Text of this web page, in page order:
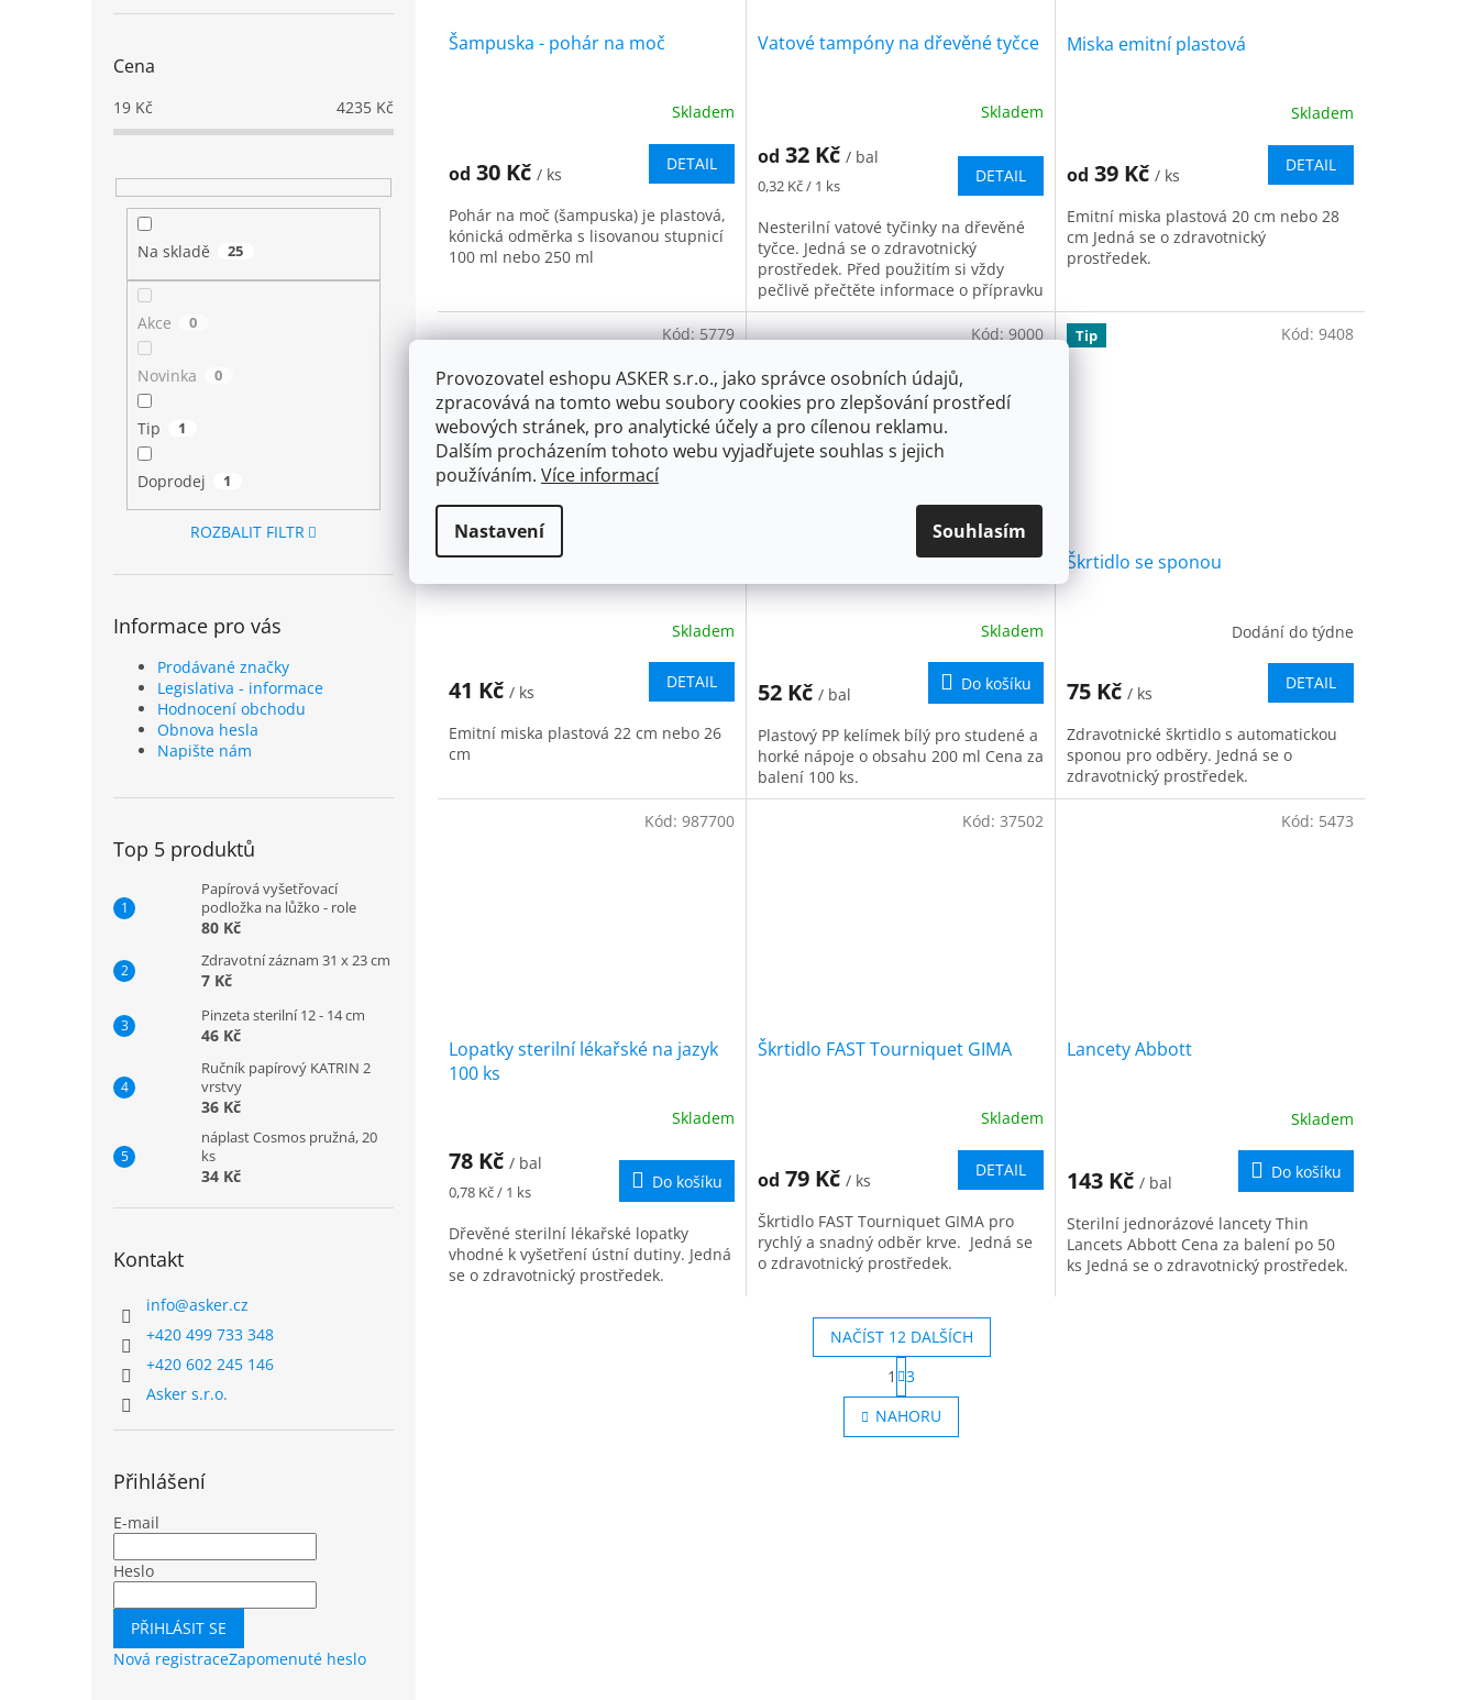
Provozovatel eshopu ASKER s.r.o., jako správce osobních údajů,
zpracovává na tomto webu soubory cookies pro zlepšování prostředí
webových stránek, pro analytické účely a pro cílenou reklamu.
Dalším procházením tohoto webu vyjadřujete souhlas s jejich
používáním. Více informací
Nastavení Souhlasím
Cena
19 Kč 4235 Kč
Na skladě 25
Akce 0
Novinka 0
Tip 1
Doprodej 1
ROZBALIT FILTR
Informace pro vás
Prodávané značky
Legislativa - informace
Hodnocení obchodu
Obnova hesla
Napište nám
Top 5 produktů
Papírová vyšetřovací
podložka na lůžko - role
80 Kč
Zdravotní záznam 31 x 23 cm
7 Kč
Pinzeta sterilní 12 - 14 cm
46 Kč
Ručník papírový KATRIN 2
vrstvy
36 Kč
náplast Cosmos pružná, 20
ks
34 Kč
Kontakt
info@asker.cz
+420 499 733 348
+420 602 245 146
Asker s.r.o.
Přihlášení
E-mail
Heslo
PŘIHLÁSIT SE
Nová registraceZapomenuté heslo
Šampuska - pohár na moč
je
z
5
hvězdiček.
Skladem
od 30 Kč / ks
DETAIL
Pohár na moč (šampuska) je plastová,
kónická odměrka s lisovanou stupnicí
100 ml nebo 250 ml
Vatové tampóny na dřevěné tyčce
Skladem
od 32 Kč / bal
Měrná
0,32 Kč / 1 ks DETAIL
Nesterilní vatové tyčinky na dřevěné
tyčce. Jedná se o zdravotnický
prostředek. Před použitím si vždy
pečlivě přečtěte informace o přípravku
a je-li součástí tak i návod k...
Miska emitní plastová
Skladem
od 39 Kč / ks
DETAIL
Emitní miska plastová 20 cm nebo 28
cm Jedná se o zdravotnický
prostředek.
Doprodej
Miska emitní plastová
Skladem
41 Kč / ks
DETAIL
Emitní miska plastová 22 cm nebo 26
cm
Kód:5779
Kelímek 0,2 l PP, 100 ks
Skladem
52 Kč / bal
Do košíku
Plastový PP kelímek bílý pro studené a
horké nápoje o obsahu 200 ml Cena za
balení 100 ks.
Kód:9000 Tip
Škrtidlo se sponou
Dodání do týdne
75 Kč / ks
DETAIL
Zdravotnické škrtidlo s automatickou
sponou pro odběry. Jedná se o
zdravotnický prostředek.
Kód: 9408
Lopatky sterilní lékařské na jazyk
100 ks
Skladem
78 Kč / bal
Měrná
0,78 Kč / 1 ks Do košíku
Dřevěné sterilní lékařské lopatky
vhodné k vyšetření ústní dutiny. Jedná
se o zdravotnický prostředek.
Kód: 987700
Škrtidlo FAST Tourniquet GIMA
Skladem
od 79 Kč / ks
DETAIL
Škrtidlo FAST Tourniquet GIMA pro
rychlý a snadný odběr krve. Jedná se
o zdravotnický prostředek.
Kód: 37502
Lancety Abbott
Skladem
143 Kč / bal
Do košíku
Sterilní jednorázové lancety Thin
Lancets Abbott Cena za balení po 50
ks Jedná se o zdravotnický prostředek.
Kód: 5473
O
v
l
NAČÍST 12 DALŠÍCH
S
t
r
á
n
1
3
NAHORU